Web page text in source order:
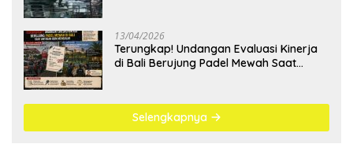
13/04/2026
Terungkap! Undangan Evaluasi Kinerja
di Bali Berujung Padel Mewah Saat
Selengkapnya